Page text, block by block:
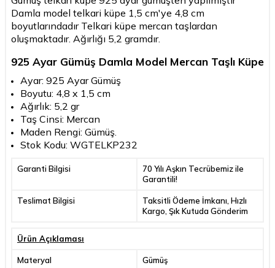
Damla model telkari küpe 1,5 cm'ye 4,8 cm
boyutlarındadır Telkari küpe mercan taşlardan
oluşmaktadır. Ağırlığı 5,2 gramdır.
925 Ayar Gümüş Damla Model Mercan Taşlı Küpe
Ayar: 925 Ayar Gümüş
Boyutu: 4,8 x 1,5 cm
Ağırlık: 5,2 gr
Taş Cinsi: Mercan
Maden Rengi: Gümüş.
Stok Kodu: WGTELKP232
Garanti Bilgisi
70 Yılı Aşkın Tecrübemiz ile
Garantili!
Teslimat Bilgisi
Taksitli Ödeme İmkanı, Hızlı
Kargo, Şık Kutuda Gönderim
Ürün Açıklaması
Materyal Gümüş